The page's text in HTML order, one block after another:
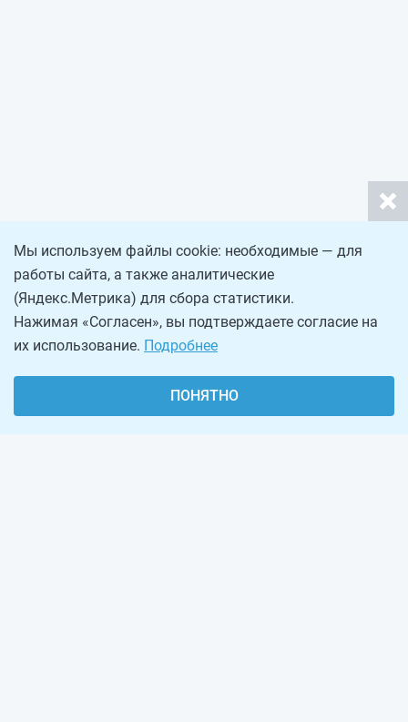
Мы используем файлы cookie: необходимые — для
работы сайта, а также аналитические
(Яндекс.Метрика) для сбора статистики.
Нажимая «Согласен», вы подтверждаете согласие на
их использование. Подробнее
ПОНЯТНО